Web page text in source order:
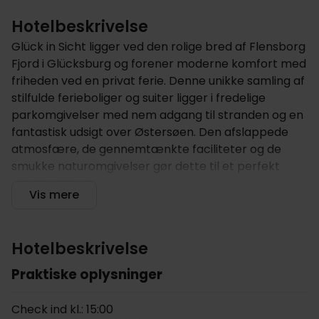
Hotelbeskrivelse
Glück in Sicht ligger ved den rolige bred af Flensborg
Fjord i Glücksburg og forener moderne komfort med
friheden ved en privat ferie. Denne unikke samling af
stilfulde ferieboliger og suiter ligger i fredelige
parkomgivelser med nem adgang til stranden og en
fantastisk udsigt over Østersøen. Den afslappede
atmosfære, de gennemtænkte faciliteter og de
smukke naturomgivelser gør dette til et perfekt
Nordtysklands maleriske kyst.
Glück in Sicht tilbyder en række moderne
indkvarteringer, der er bygget med fokus på
skandinavisk chic design og bæredygtighed. Her
finder du lyse, luftige interiører med gulv til loft
Vis mere
Hotelbeskrivelse
Praktiske oplysninger
Check ind kl.: 15:00